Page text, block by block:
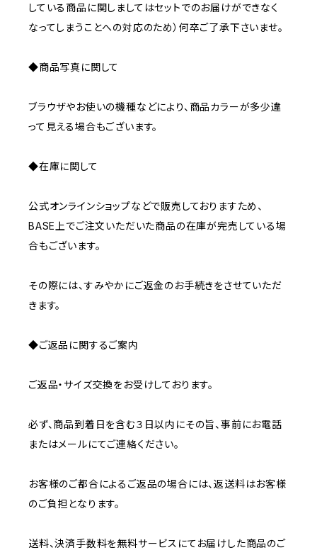
している商品に関しましてはセットでのお届けができなく
なってしまうことへの対応のため）何卒ご了承下さいませ。
◆商品写真に関して
ブラウザやお使いの機種などにより、商品カラーが多少違
って見える場合もございます。
◆在庫に関して
公式オンラインショップなどで販売しておりますため、
BASE上でご注文いただいた商品の在庫が完売している場
合もございます。
その際には、すみやかにご返金のお手続きをさせていただ
きます。
◆ご返品に関するご案内
ご返品・サイズ交換をお受けしております。
必ず、商品到着日を含む３日以内にその旨、事前にお電話
またはメールにてご連絡ください。
お客様のご都合によるご返品の場合には、返送料はお客様
のご負担となります。
送料、決済手数料を無料サービスにてお届けした商品のご